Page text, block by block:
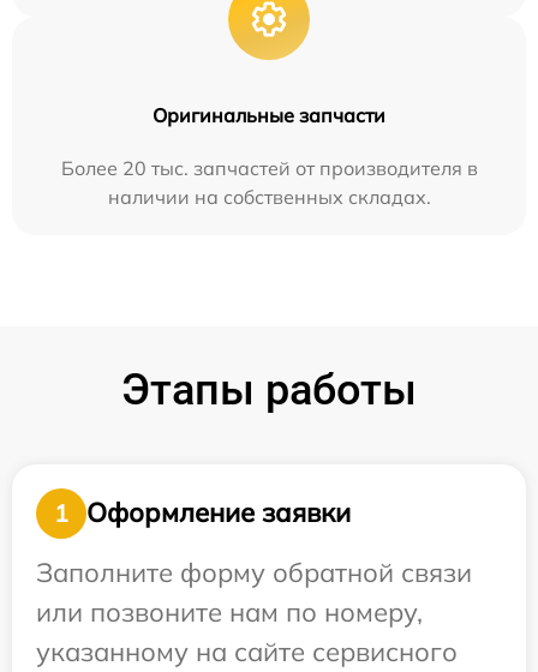
Оригинальные запчасти
Более 20 тыс. запчастей от производителя в
наличии на собственных складах.
Этапы работы
1
Оформление заявки
Заполните форму обратной связи
или позвоните нам по номеру,
указанному на сайте сервисного